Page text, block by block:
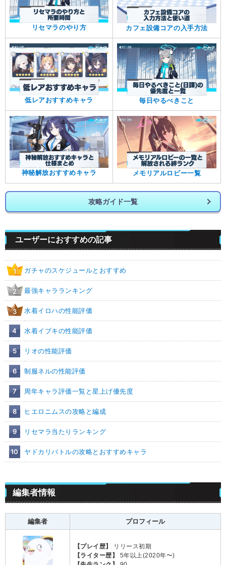
リセマラのやり方 カフェ設備コアの入手方法
低レアおすすめキャラ 毎日やるべきこと
神秘解放おすすめキャラ メモリアルロビー一覧
攻略ガイド一覧
ユーザーにおすすめの記事
1 ガチャのスケジュールとおすすめ
2 最強キャラランキング
3 水着イロハの性能評価
4 水着イブキの性能評価
5 リオの性能評価
6 制服ネルの性能評価
7 周年キャラ評価一覧と星上げ優先度
8 ヒエロニムスの攻略と編成
9 リセマラ当たりランキング
10 ヤドカリバトルの攻略とおすすめキャラ
編集者情報
編集者 プロフィール
【プレイ歴】
リリース初期
【ライター歴】
5年以上(2020年〜)